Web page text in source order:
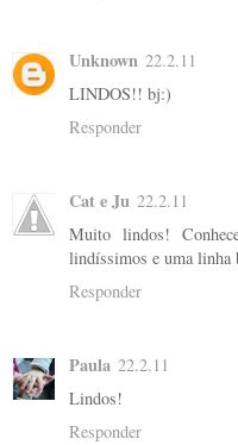
Unknown 22.2.11
LINDOS!! bj:)
Responder
Cat e Ju 22.2.11
Muito lindos!
lindíssimos e uma
Responder
Paula 22.2.11
Lindos!
Responder